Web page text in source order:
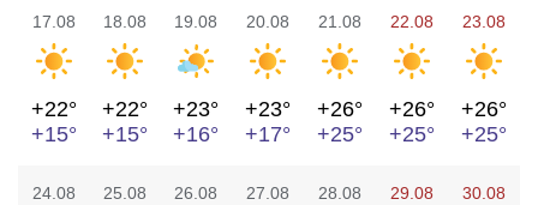
17.08
+22°
+15°
18.08
+22°
+15°
19.08
+23°
+16°
20.08
+23°
+17°
21.08
+26°
+25°
22.08
+26°
+25°
23.08
+26°
+25°
24.08 25.08 26.08 27.08 28.08 29.08 30.08